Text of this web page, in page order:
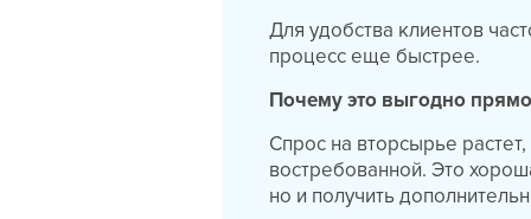
Для удобства клиентов
процесс еще быстрее.
Почему это выгодно
Спрос на вторсырье
востребованной. Это
но и получить